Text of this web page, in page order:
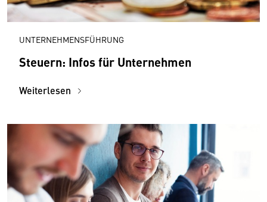
UNTERNEHMENSFÜHRUNG
Steuern: Infos für Unternehmen
Weiterlesen